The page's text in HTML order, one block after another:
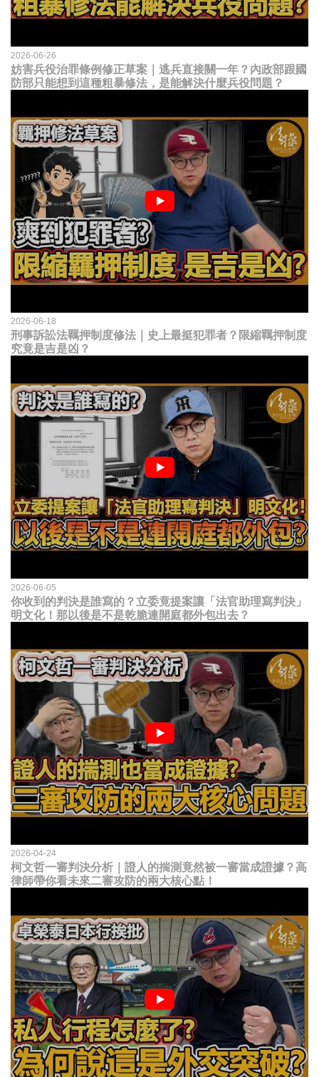
2026-06-26
妨害兵役治罪條例修正草案｜逃兵直接關一年？內政部跟國
防部只能想到這種粗暴修法，是能解決什麼兵役問題？
2026-06-18
刑事訴訟法羈押制度修法｜史上最挺犯罪者？限縮羈押制度
究竟是吉是凶？
2026-06-05
你收到的判決是誰寫的？立委竟提案讓「法官助理寫判決」
明文化！那以後是不是乾脆連開庭都外包出去？
2026-04-24
柯文哲一審判決分析｜證人的揣測竟然被一審當成證據？高
律師帶你看未來二審攻防的兩大核心點！